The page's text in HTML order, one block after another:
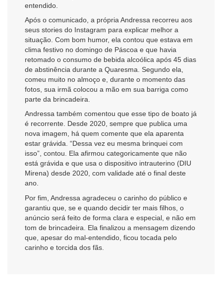
entendido.
Após o comunicado, a própria Andressa recorreu aos
seus stories do Instagram para explicar melhor a
situação. Com bom humor, ela contou que estava em
clima festivo no domingo de Páscoa e que havia
retomado o consumo de bebida alcoólica após 45 dias
de abstinência durante a Quaresma. Segundo ela,
comeu muito no almoço e, durante o momento das
fotos, sua irmã colocou a mão em sua barriga como
parte da brincadeira.
Andressa também comentou que esse tipo de boato já
é recorrente. Desde 2020, sempre que publica uma
nova imagem, há quem comente que ela aparenta
estar grávida. “Dessa vez eu mesma brinquei com
isso”, contou. Ela afirmou categoricamente que não
está grávida e que usa o dispositivo intrauterino (DIU
Mirena) desde 2020, com validade até o final deste
ano.
Por fim, Andressa agradeceu o carinho do público e
garantiu que, se e quando decidir ter mais filhos, o
anúncio será feito de forma clara e especial, e não em
tom de brincadeira. Ela finalizou a mensagem dizendo
que, apesar do mal-entendido, ficou tocada pelo
carinho e torcida dos fãs.